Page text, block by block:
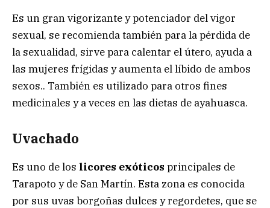
Es un gran vigorizante y potenciador del vigor
sexual, se recomienda también para la pérdida de
la sexualidad, sirve para calentar el útero, ayuda a
las mujeres frígidas y aumenta el líbido de ambos
sexos.. También es utilizado para otros fines
medicinales y a veces en las dietas de ayahuasca.
Uvachado
Es uno de los licores exóticos principales de
Tarapoto y de San Martín. Esta zona es conocida
por sus uvas borgoñas dulces y regordetes, que se